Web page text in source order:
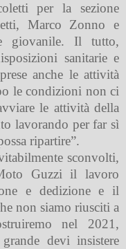
per la sezione
Marco Zonno e
giovanile. Il tutto,
sanitarie e
anche le attività
le condizioni non ci
le attività della
lavorando per far sì
ripartire”.
sconvolti,
Guzzi il lavoro
e dedizione e il
non siamo riusciti a
nel 2021,
devi insistere